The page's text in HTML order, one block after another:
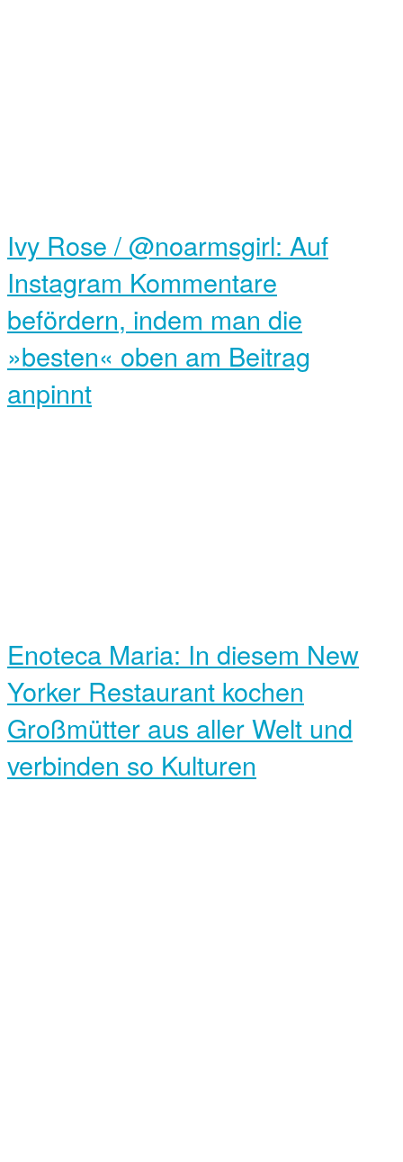
Ivy Rose / @noarmsgirl: Auf
Instagram Kommentare
befördern, indem man die
»besten« oben am Beitrag
anpinnt
Enoteca Maria: In diesem New
Yorker Restaurant kochen
Großmütter aus aller Welt und
verbinden so Kulturen